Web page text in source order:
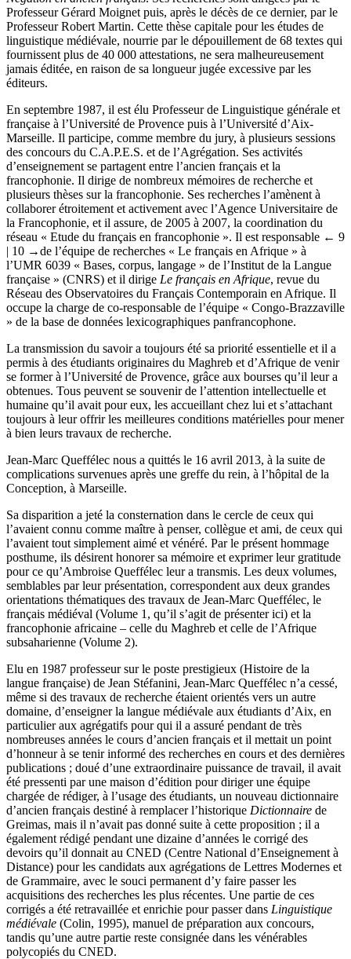
Professeur Gérard Moignet puis, après le décès de ce dernier, par le
Professeur Robert Martin. Cette thèse capitale pour les études de
linguistique médiévale, nourrie par le dépouillement de 68 textes qui
fournissent plus de 40 000 attestations, ne sera malheureusement
jamais éditée, en raison de sa longueur jugée excessive par les
éditeurs.
En septembre 1987, il est élu Professeur de Linguistique générale et
française à l’Université de Provence puis à l’Université d’Aix-
Marseille. Il participe, comme membre du jury, à plusieurs sessions
des concours du C.A.P.E.S. et de l’Agrégation. Ses activités
d’enseignement se partagent entre l’ancien français et la
francophonie. Il dirige de nombreux mémoires de recherche et
plusieurs thèses sur la francophonie. Ses recherches l’amènent à
collaborer étroitement et activement avec l’Agence Universitaire de
la Francophonie, et il assure, de 2005 à 2007, la coordination du
réseau « Etude du français en francophonie ». Il est responsable ← 9
| 10 →de l’équipe de recherches « Le français en Afrique » à
l’UMR 6039 « Bases, corpus, langage » de l’Institut de la Langue
française » (CNRS) et il dirige Le français en Afrique, revue du
Réseau des Observatoires du Français Contemporain en Afrique. Il
occupe la charge de co-responsable de l’équipe « Congo-Brazzaville
» de la base de données lexicographiques panfrancophone.
La transmission du savoir a toujours été sa priorité essentielle et il a
permis à des étudiants originaires du Maghreb et d’Afrique de venir
se former à l’Université de Provence, grâce aux bourses qu’il leur a
obtenues. Tous peuvent se souvenir de l’attention intellectuelle et
humaine qu’il avait pour eux, les accueillant chez lui et s’attachant
toujours à leur offrir les meilleures conditions matérielles pour mener
à bien leurs travaux de recherche.
Jean-Marc Queffélec nous a quittés le 16 avril 2013, à la suite de
complications survenues après une greffe du rein, à l’hôpital de la
Conception, à Marseille.
Sa disparition a jeté la consternation dans le cercle de ceux qui
l’avaient connu comme maître à penser, collègue et ami, de ceux qui
l’avaient tout simplement aimé et vénéré. Par le présent hommage
posthume, ils désirent honorer sa mémoire et exprimer leur gratitude
pour ce qu’Ambroise Queffélec leur a transmis. Les deux volumes,
semblables par leur présentation, correspondent aux deux grandes
orientations thématiques des travaux de Jean-Marc Queffélec, le
français médiéval (Volume 1, qu’il s’agit de présenter ici) et la
francophonie africaine – celle du Maghreb et celle de l’Afrique
subsaharienne (Volume 2).
Elu en 1987 professeur sur le poste prestigieux (Histoire de la
langue française) de Jean Stéfanini, Jean-Marc Queffélec n’a cessé,
même si des travaux de recherche étaient orientés vers un autre
domaine, d’enseigner la langue médiévale aux étudiants d’Aix, en
particulier aux agrégatifs pour qui il a assuré pendant de très
nombreuses années le cours d’ancien français et il mettait un point
d’honneur à se tenir informé des recherches en cours et des dernières
publications ; doué d’une extraordinaire puissance de travail, il avait
été pressenti par une maison d’édition pour diriger une équipe
chargée de rédiger, à l’usage des étudiants, un nouveau dictionnaire
d’ancien français destiné à remplacer l’historique Dictionnaire de
Greimas, mais il n’avait pas donné suite à cette proposition ; il a
également rédigé pendant une dizaine d’années le corrigé des
devoirs qu’il donnait au CNED (Centre National d’Enseignement à
Distance) pour les candidats aux agrégations de Lettres Modernes et
de Grammaire, avec le souci permanent d’y faire passer les
acquisitions des recherches les plus récentes. Une partie de ces
corrigés a été retravaillée et enrichie pour passer dans Linguistique
médiévale (Colin, 1995), manuel de préparation aux concours,
tandis qu’une autre partie reste consignée dans les vénérables
polycopiés du CNED.